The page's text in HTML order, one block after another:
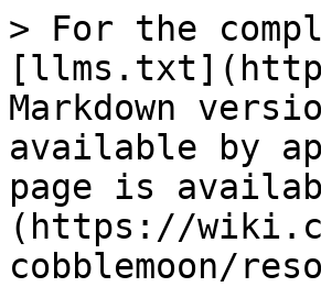
> For the
Markdown
available by
page is
(https://
cobblemoon/